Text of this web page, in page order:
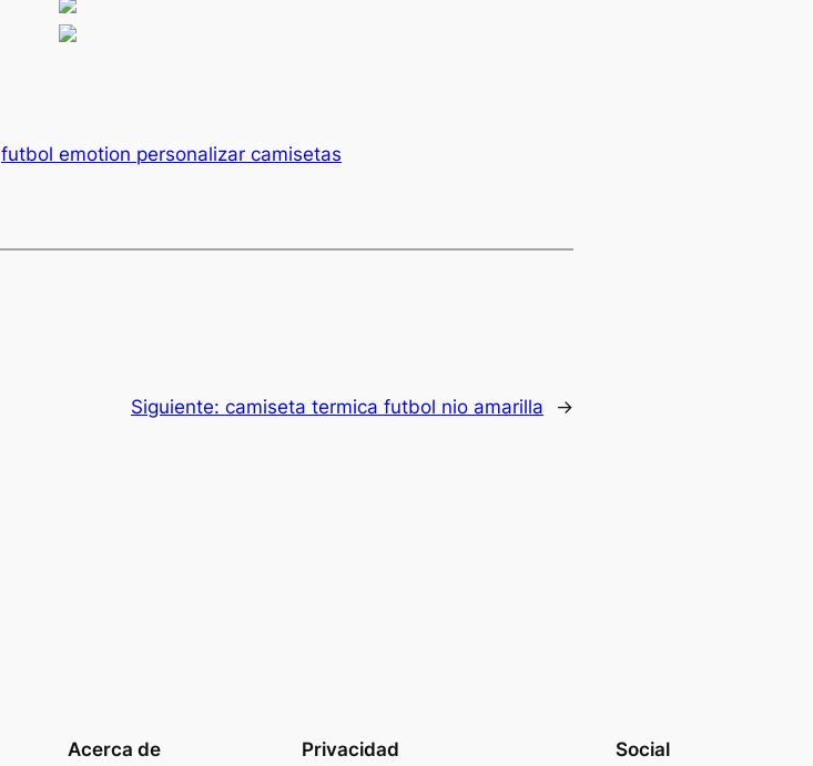
futbol emotion personalizar camisetas
Siguiente: camiseta termica futbol nio amarilla →
Acerca de Privacidad Social